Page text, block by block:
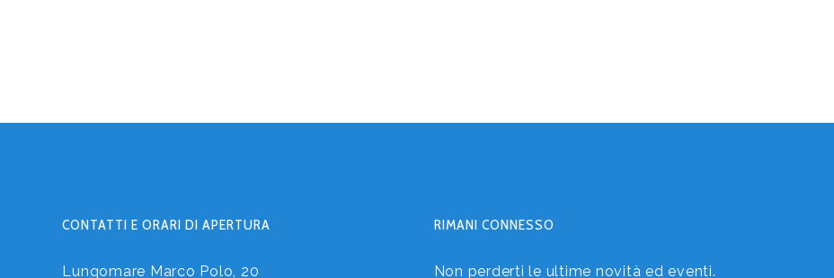
CONTATTI E ORARI DI APERTURA
Lungomare Marco Polo, 20
RIMANI CONNESSO
Non perderti le ultime novità ed eventi.